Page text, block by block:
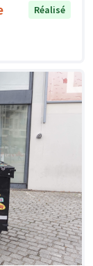
Réalisé